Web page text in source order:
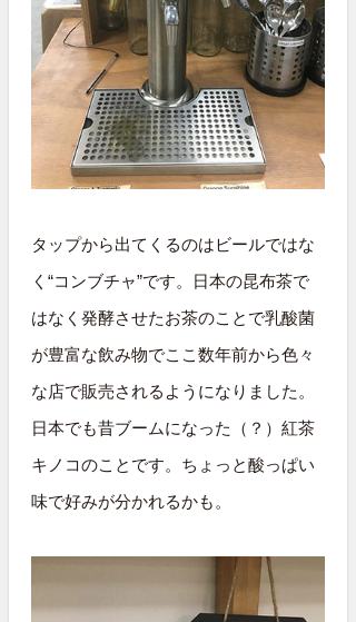
タップから出てくるのはビールではな
く“コンブチャ”です。日本の昆布茶で
はなく発酵させたお茶のことで乳酸菌
が豊富な飲み物でここ数年前から色々
な店で販売されるようになりました。
日本でも昔ブームになった（？）紅茶
キノコのことです。ちょっと酸っぱい
味で好みが分かれるかも。